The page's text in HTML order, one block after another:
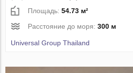
Площадь:54.73 м²
Расстояние до моря:300 м
Universal Group Thailand